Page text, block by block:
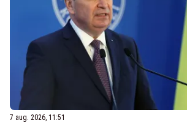
7 aug. 2026, 11:51